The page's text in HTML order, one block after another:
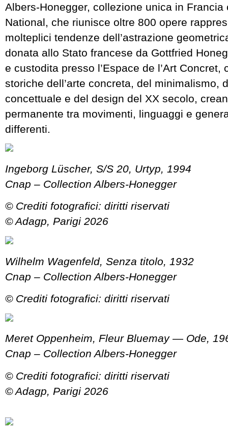
Albers-Honegger, collezione unica in Francia
National, che riunisce oltre 800 opere
molteplici tendenze dell’astrazione
donata allo Stato francese da Gottfried
e custodita presso l’Espace de l’Art Concret,
storiche dell’arte concreta, del minimalismo,
concettuale e del design del XX secolo,
permanente tra movimenti, linguaggi e
differenti.
Ingeborg Lüscher, S/S 20, Urtyp, 1994
Cnap – Collection Albers-Honegger
© Crediti fotografici: diritti riservati
© Adagp, Parigi 2026
Wilhelm Wagenfeld, Senza titolo, 1932
Cnap – Collection Albers-Honegger
© Crediti fotografici: diritti riservati
Meret Oppenheim, Fleur Bluemay — Ode,
Cnap – Collection Albers-Honegger
© Crediti fotografici: diritti riservati
© Adagp, Parigi 2026